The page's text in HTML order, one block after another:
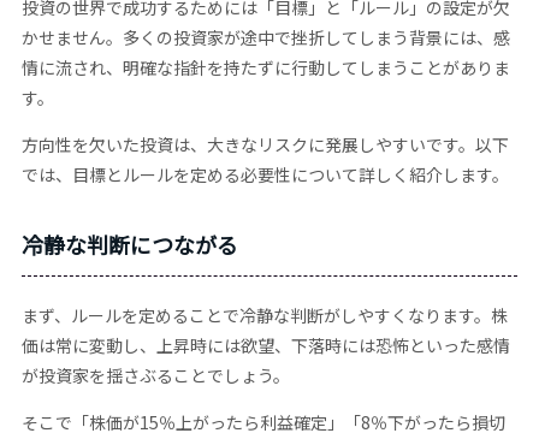
投資の世界で成功するためには「目標」と「ルール」の設定が欠
かせません。多くの投資家が途中で挫折してしまう背景には、感
情に流され、明確な指針を持たずに行動してしまうことがありま
す。
方向性を欠いた投資は、大きなリスクに発展しやすいです。以下
では、目標とルールを定める必要性について詳しく紹介します。
冷静な判断につながる
まず、ルールを定めることで冷静な判断がしやすくなります。株
価は常に変動し、上昇時には欲望、下落時には恐怖といった感情
が投資家を揺さぶることでしょう。
そこで「株価が15％上がったら利益確定」「8％下がったら損切